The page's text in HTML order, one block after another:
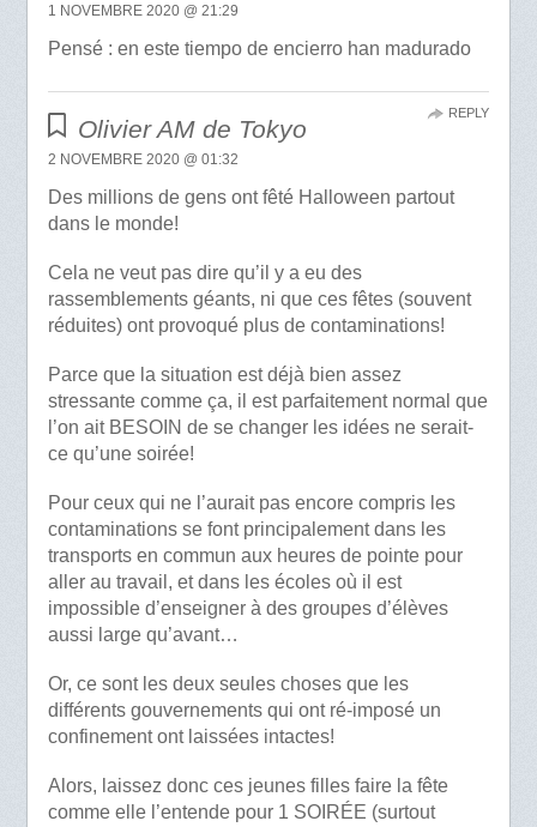
1 NOVEMBRE 2020 @ 21:29
Pensé : en este tiempo de encierro han madurado
Olivier AM de Tokyo
2 NOVEMBRE 2020 @ 01:32
Des millions de gens ont fêté Halloween partout
dans le monde!
Cela ne veut pas dire qu’il y a eu des
rassemblements géants, ni que ces fêtes (souvent
réduites) ont provoqué plus de contaminations!
Parce que la situation est déjà bien assez
stressante comme ça, il est parfaitement normal que
l’on ait BESOIN de se changer les idées ne serait-
ce qu’une soirée!
Pour ceux qui ne l’aurait pas encore compris les
contaminations se font principalement dans les
transports en commun aux heures de pointe pour
aller au travail, et dans les écoles où il est
impossible d’enseigner à des groupes d’élèves
aussi large qu’avant…
Or, ce sont les deux seules choses que les
différents gouvernements qui ont ré-imposé un
confinement ont laissées intactes!
Alors, laissez donc ces jeunes filles faire la fête
comme elle l’entende pour 1 SOIRÉE (surtout
REPLY